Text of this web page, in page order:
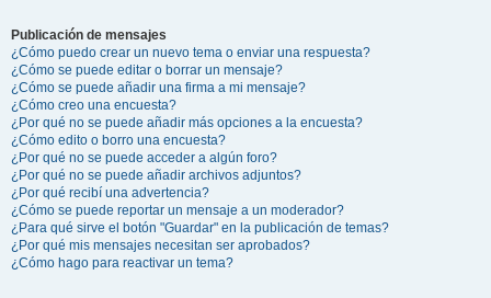
Publicación de mensajes
¿Cómo puedo crear un nuevo tema o enviar una respuesta?
¿Cómo se puede editar o borrar un mensaje?
¿Cómo se puede añadir una firma a mi mensaje?
¿Cómo creo una encuesta?
¿Por qué no se puede añadir más opciones a la encuesta?
¿Cómo edito o borro una encuesta?
¿Por qué no se puede acceder a algún foro?
¿Por qué no se puede añadir archivos adjuntos?
¿Por qué recibí una advertencia?
¿Cómo se puede reportar un mensaje a un moderador?
¿Para qué sirve el botón "Guardar" en la publicación de temas?
¿Por qué mis mensajes necesitan ser aprobados?
¿Cómo hago para reactivar un tema?